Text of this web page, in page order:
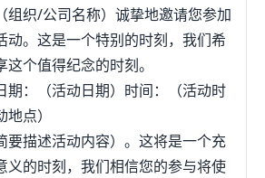
组织/公司名称）诚挚地邀请您参加
动。这是一个特别的时刻，我们希
个值得纪念的时刻。
期：（活动日期）时间：（活动时
点）
要描述活动内容）。这将是一个充
义的时刻，我们相信您的参与将使